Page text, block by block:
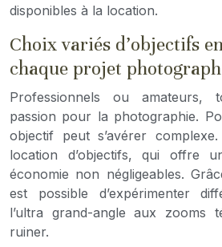
disponibles à la location.
Choix variés d’objectifs
chaque projet
Professionnels ou amateurs,
passion pour la photographie.
objectif peut s’avérer
location d’objectifs, qui offre
économie non négligeables.
est possible d’expérimenter
l’ultra grand-angle aux zooms
ruiner.